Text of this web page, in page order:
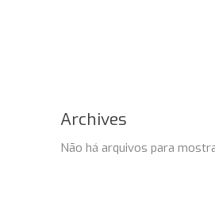
Archives
Não há arquivos para